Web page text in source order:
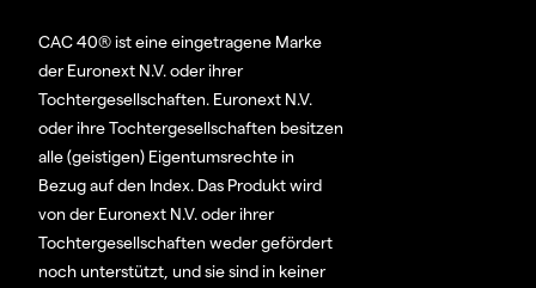
CAC 40® ist eine eingetragene Marke
der Euronext N.V. oder ihrer
Tochtergesellschaften. Euronext N.V.
oder ihre Tochtergesellschaften besitzen
alle (geistigen) Eigentumsrechte in
Bezug auf den Index. Das Produkt wird
von der Euronext N.V. oder ihrer
Tochtergesellschaften weder gefördert
noch unterstützt, und sie sind in keiner